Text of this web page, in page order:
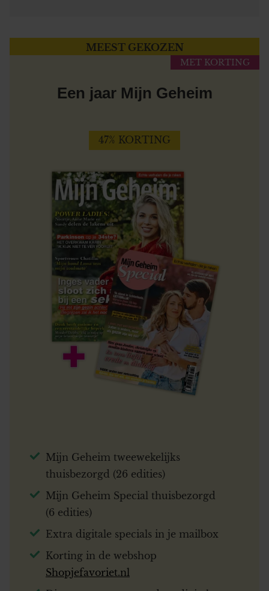
MET KORTING
MEEST GEKOZEN
Een jaar Mijn Geheim
47% KORTING
Mijn Geheim tweewekelijks
thuisbezorgd (26 edities)
Mijn Geheim Special thuisbezorgd
(6 edities)
Extra digitale specials in je mailbox
Korting in de webshop
Shopjefavoriet.nl